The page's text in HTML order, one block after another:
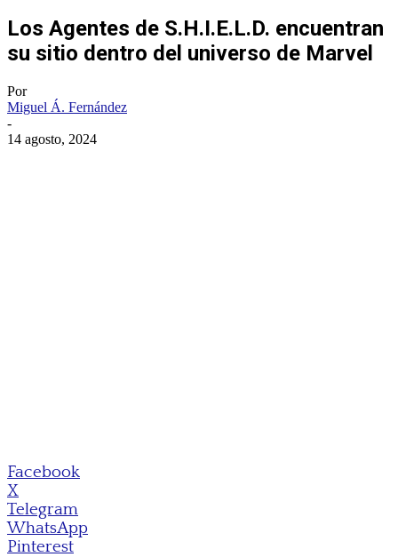
Los Agentes de S.H.I.E.L.D. encuentran
su sitio dentro del universo de Marvel
Por
Miguel Á. Fernández
-
14 agosto, 2024
Facebook
X
Telegram
WhatsApp
Pinterest